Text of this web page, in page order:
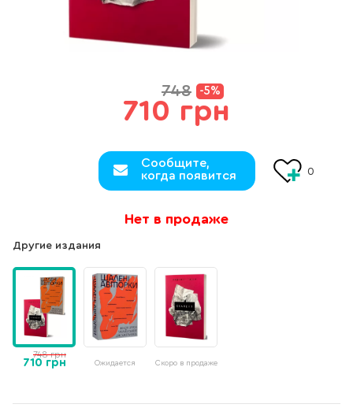
Другие издания
710 грн
748 грн
Ожидается Скоро в продаже
748 -5%
710 грн
Сообщите,
когда появится
0
Нет в продаже